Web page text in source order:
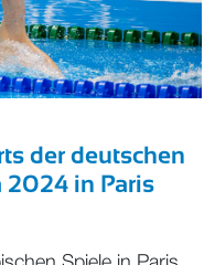
der deutschen
2024 in Paris